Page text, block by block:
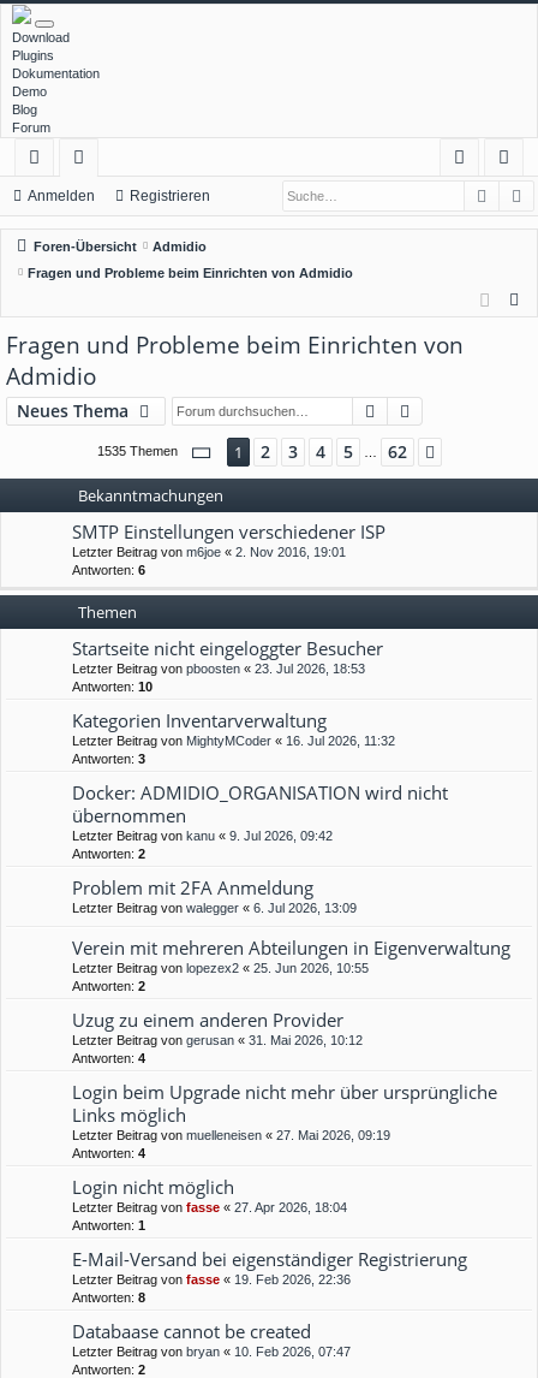
Download
Plugins
Dokumentation
Demo
Blog
Forum
ch
ne
llz
rif
f
or
en
m
n
ist
re
Anmelden Registrieren
Foren-Übersicht
Admidio
Fragen und Probleme beim Einrichten von Admidio
Fragen und Probleme beim Einrichten von
Admidio
Neues Thema Suche
1535 Themen Seite 1von 62
1 2 3 4 5 62
Bekanntmachungen
SMTP Einstellungen verschiedener ISP
Letzter Beitrag von m6joe « 2. Nov 2016, 19:01
Antworten: 6
Themen
Startseite nicht eingeloggter Besucher
Letzter Beitrag von pboosten « 23. Jul 2026, 18:53
Antworten: 10
Kategorien Inventarverwaltung
Letzter Beitrag von MightyMCoder « 16. Jul 2026, 11:32
Antworten: 3
Docker: ADMIDIO_ORGANISATION wird nicht
übernommen
Letzter Beitrag von kanu « 9. Jul 2026, 09:42
Antworten: 2
Problem mit 2FA Anmeldung
Letzter Beitrag von walegger « 6. Jul 2026, 13:09
Verein mit mehreren Abteilungen in Eigenverwaltung
Letzter Beitrag von lopezex2 « 25. Jun 2026, 10:55
Antworten: 2
Uzug zu einem anderen Provider
Letzter Beitrag von gerusan « 31. Mai 2026, 10:12
Antworten: 4
Login beim Upgrade nicht mehr über ursprüngliche
Links möglich
Letzter Beitrag von muelleneisen « 27. Mai 2026, 09:19
Antworten: 4
Login nicht möglich
Letzter Beitrag von fasse « 27. Apr 2026, 18:04
Antworten: 1
E-Mail-Versand bei eigenständiger Registrierung
Letzter Beitrag von fasse « 19. Feb 2026, 22:36
Antworten: 8
Databaase cannot be created
Letzter Beitrag von bryan « 10. Feb 2026, 07:47
Antworten: 2